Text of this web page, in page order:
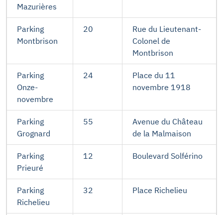
Mazurières
Parking
Montbrison
20
Rue du Lieutenant-
Colonel de
Montbrison
Parking
Onze-
novembre
24
Place du 11
novembre 1918
Parking
Grognard
55
Avenue du Château
de la Malmaison
Parking
Prieuré
12 Boulevard Solférino
Parking
Richelieu
32 Place Richelieu